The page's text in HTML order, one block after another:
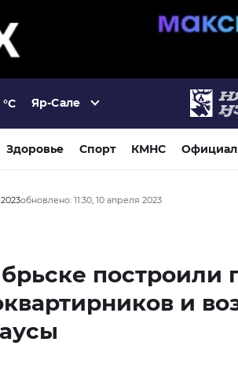
°C Яр-Сале
Здоровье Спорт КМНС
обновлено: 11:30, 10 апреля 2023
построили
и